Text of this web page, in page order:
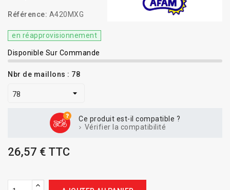
Référence: A420MXG
en réapprovisionnement
Disponible Sur Commande
Nbr de maillons : 78
Ce produit est-il compatible ?
Vérifier la compatibilité
26,57 € TTC